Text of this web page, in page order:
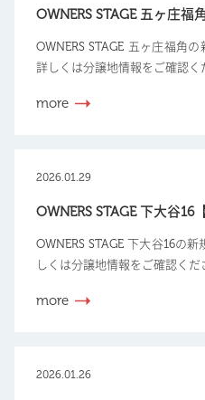
OWNERS STAGE 五ヶ庄福
OWNERS STAGE 五ヶ庄福角
詳しくは分譲地情報をご確認く
more
2026.01.29
OWNERS STAGE 下大谷16
OWNERS STAGE 下大谷16の
しくは分譲地情報をご確認くだ
more
2026.01.26